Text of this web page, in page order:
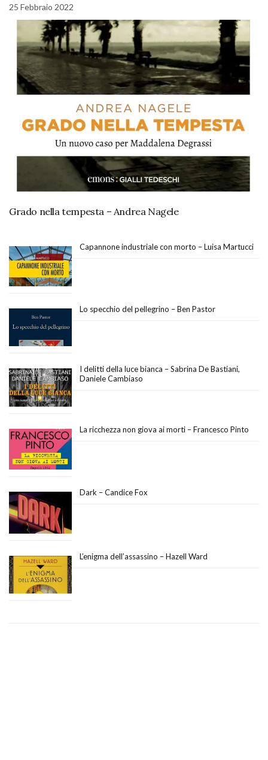
25 Febbraio 2022
Grado nella tempesta – Andrea Nagele
Capannone industriale con morto – Luisa Martucci
Lo specchio del pellegrino – Ben Pastor
I delitti della luce bianca – Sabrina De Bastiani,
Daniele Cambiaso
La ricchezza non giova ai morti – Francesco Pinto
Dark – Candice Fox
L’enigma dell’assassino – Hazell Ward